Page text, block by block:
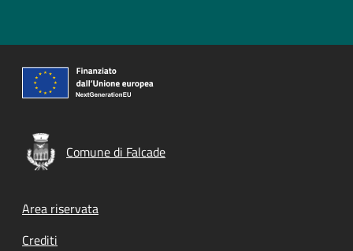
Comune di Falcade
Footer menu
Area riservata
Crediti